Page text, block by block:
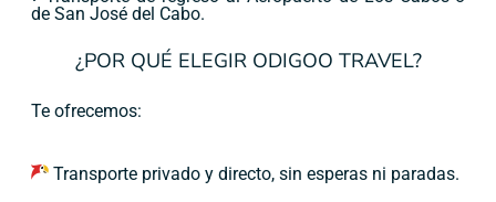
de San José del Cabo.
¿POR QUÉ ELEGIR ODIGOO TRAVEL?
Te ofrecemos:
Transporte privado y directo, sin esperas ni paradas.